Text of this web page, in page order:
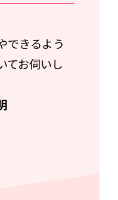
できるよう
てお伺いし